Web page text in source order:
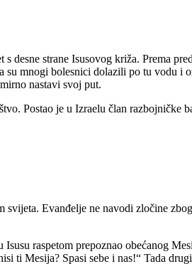
desne strane Isusovog križa. Prema
su mnogi bolesnici dolazili po tu
nastavi svoj put.
Postao je u Izraelu član razbojničke
svijeta. Evanđelje ne navodi zločine
raspetom prepoznao obećanog
ti Mesija? Spasi sebe i nas!“ Tada